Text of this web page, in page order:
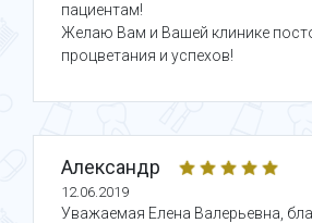
пациентам!
Желаю Вам и Вашей клинике
процветания и успехов!
Александр
12.06.2019
Уважаемая Елена Валерьевна,